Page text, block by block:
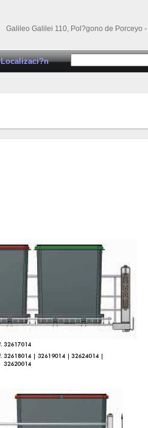
Galileo Galilei 110, Pol?gono de Porceyo
Localizaci?n